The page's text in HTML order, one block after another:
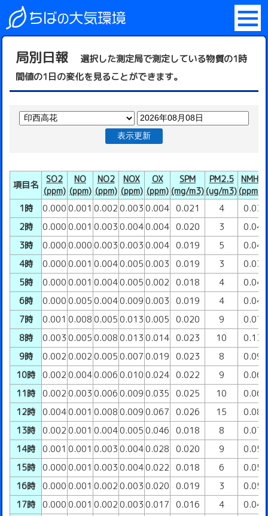
局別日報
選択した測定局で測定している物質の1時
間値の1日の変化を見ることができます。
表示更新
項目名
SO2
(ppm)
NO
(ppm)
NO2
(ppm)
NOX
(ppm)
OX
(ppm)
SPM
(mg/m3)
PM2.5
(ug/m3)
NMHC
(ppmC)
1時
0.000 0.001 0.002 0.003 0.004 0.021 4
0.03
2時
0.000 0.001 0.003 0.0040.004 0.020 3
0.04
3時
0.000 0.000 0.003 0.003 0.004 0.019 5
0.04
4時
0.000 0.001 0.0040.005 0.003 0.019 3
0.03
5時
0.000 0.001 0.0040.005 0.002 0.018 4
0.04
6時
0.000 0.005 0.0040.009 0.003 0.019 4
0.04
7時
0.001 0.008 0.005 0.013 0.005 0.020 9
0.07
8時
0.003 0.005 0.008 0.013 0.014 0.023 10
0.13
9時
0.002 0.002 0.005 0.007 0.019 0.023 8
0.09
10時 0.002 0.0040.006 0.010 0.024 0.022 9
0.06
11時 0.002 0.003 0.006 0.009 0.035 0.025 10
0.06
12時 0.0040.001 0.008 0.009 0.067 0.026 15
0.08
13時 0.002 0.001 0.0040.005 0.046 0.018 8
0.07
14時 0.001 0.001 0.003 0.0040.028 0.020 9
0.05
15時 0.000 0.001 0.003 0.0040.022 0.018 6
0.05
16時 0.000 0.001 0.002 0.003 0.020 0.019 3
0.05
17時 0.000 0.001 0.002 0.003 0.017 0.016 4
0.04